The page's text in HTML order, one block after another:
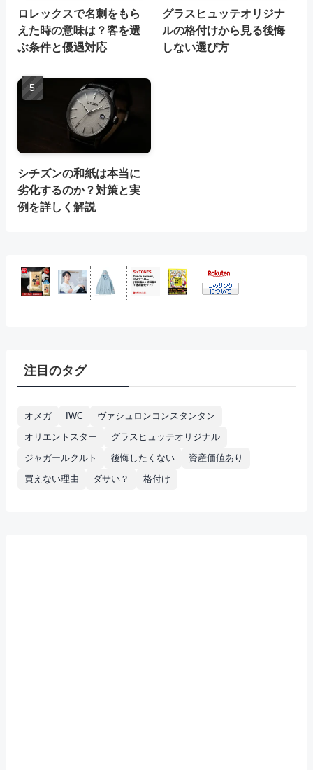
ロレックスで名刺をもら
えた時の意味は？客を選
ぶ条件と優遇対応
グラスヒュッテオリジナ
ルの格付けから見る後悔
しない選び方
シチズンの和紙は本当に
劣化するのか？対策と実
例を詳しく解説
注目のタグ
オメガ IWC
ヴァシュロンコンスタンタン
オリエントスター
グラスヒュッテオリジナル
ジャガールクルト
後悔したくない
資産価値あり
買えない理由
ダサい？ 格付け